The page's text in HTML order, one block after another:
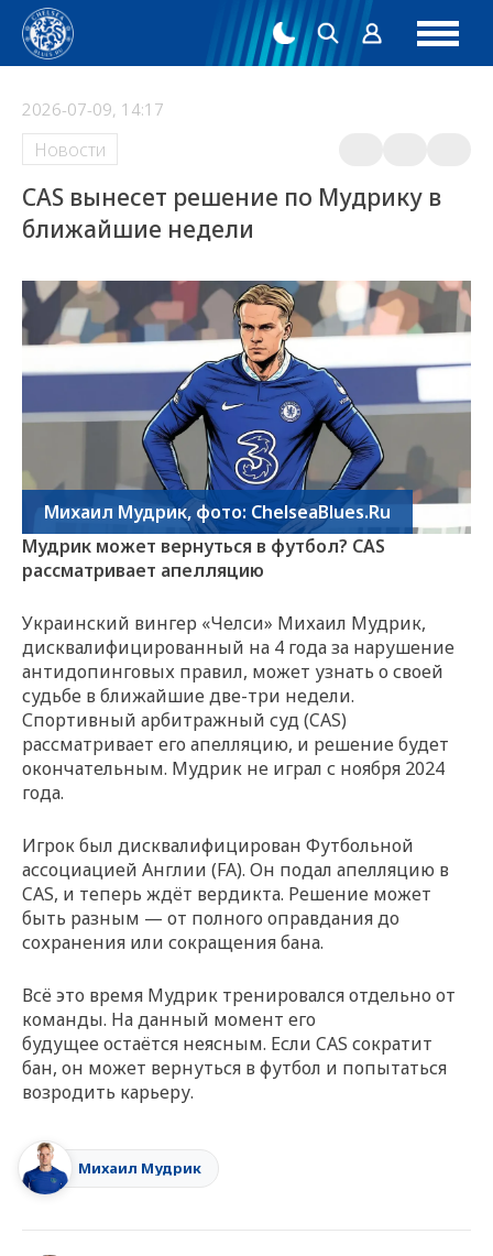
2026-07-09, 14:17
Новости
CAS вынесет решение по Мудрику в
ближайшие недели
Михаил Мудрик, фото: ChelseaBlues.Ru
Мудрик может вернуться в футбол? CAS
рассматривает апелляцию
Украинский вингер «Челси» Михаил Мудрик,
дисквалифицированный на 4 года за нарушение
антидопинговых правил, может узнать о своей
судьбе в ближайшие две-три недели.
Спортивный арбитражный суд (CAS)
рассматривает его апелляцию, и решение будет
окончательным. Мудрик не играл с ноября 2024
года.
Игрок был дисквалифицирован Футбольной
ассоциацией Англии (FA). Он подал апелляцию в
CAS, и теперь ждёт вердикта. Решение может
быть разным — от полного оправдания до
сохранения или сокращения бана.
Всё это время Мудрик тренировался отдельно от
команды. На данный момент его
будущее остаётся неясным. Если CAS сократит
бан, он может вернуться в футбол и попытаться
возродить карьеру.
Михаил Мудрик